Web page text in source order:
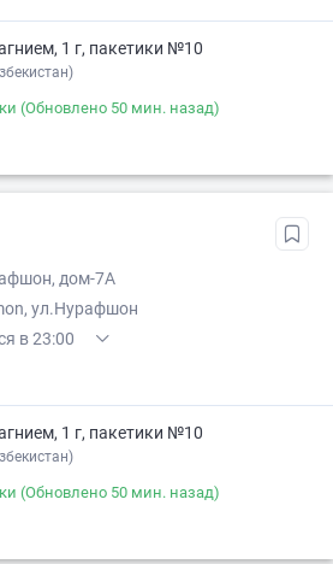
1 г, пакетики №10
(Обновлено 50 мин. назад)
дом-7А
ул.Нурафшон
в 23:00
1 г, пакетики №10
(Обновлено 50 мин. назад)